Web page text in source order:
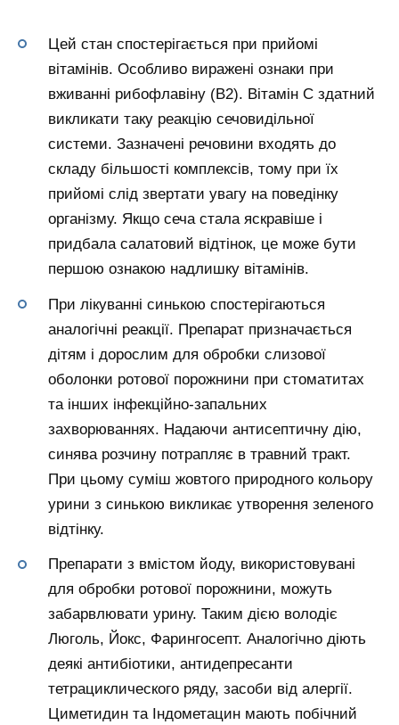
Цей стан спостерігається при прийомі
вітамінів. Особливо виражені ознаки при
вживанні рибофлавіну (В2). Вітамін С здатний
викликати таку реакцію сечовидільної
системи. Зазначені речовини входять до
складу більшості комплексів, тому при їх
прийомі слід звертати увагу на поведінку
організму. Якщо сеча стала яскравіше і
придбала салатовий відтінок, це може бути
першою ознакою надлишку вітамінів.
При лікуванні синькою спостерігаються
аналогічні реакції. Препарат призначається
дітям і дорослим для обробки слизової
оболонки ротової порожнини при стоматитах
та інших інфекційно-запальних
захворюваннях. Надаючи антисептичну дію,
синява розчину потрапляє в травний тракт.
При цьому суміш жовтого природного кольору
урини з синькою викликає утворення зеленого
відтінку.
Препарати з вмістом йоду, використовувані
для обробки ротової порожнини, можуть
забарвлювати урину. Таким дією володіє
Люголь, Йокс, Фарингосепт. Аналогічно діють
деякі антибіотики, антидепресанти
тетрациклического ряду, засоби від алергії.
Циметидин та Індометацин мають побічний